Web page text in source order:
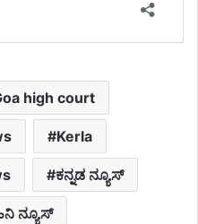
high court
Kerla
ಕನ್ನಡ ನ್ಯೂಸ್
ನ್ಯೂಸ್